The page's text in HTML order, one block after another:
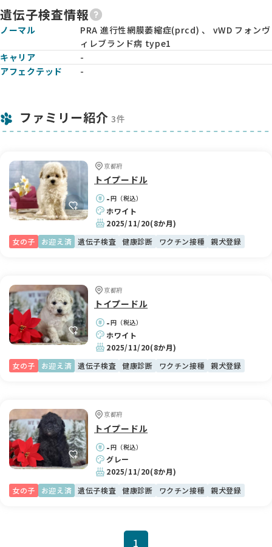
遺伝子検査情報
ノーマル
PRA 進行性網膜萎縮症(prcd) 、 vWD フォンヴ
ィレブランド病 type1
キャリア
-
アフェクテッド
-
ファミリー紹介 3件
京都府
トイプードル
-円（税込）
ホワイト
2025/11/20(8か月)
女の子
お迎え済 遺伝子検査 健康診断 ワクチン接種 親犬登録
京都府
トイプードル
-円（税込）
ホワイト
2025/11/20(8か月)
女の子
お迎え済 遺伝子検査 健康診断 ワクチン接種 親犬登録
京都府
トイプードル
-円（税込）
グレー
2025/11/20(8か月)
女の子
お迎え済 遺伝子検査 健康診断 ワクチン接種 親犬登録
1